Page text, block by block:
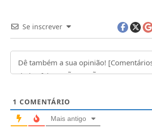
Se inscrever
1 COMENTÁRIO
Mais antigo